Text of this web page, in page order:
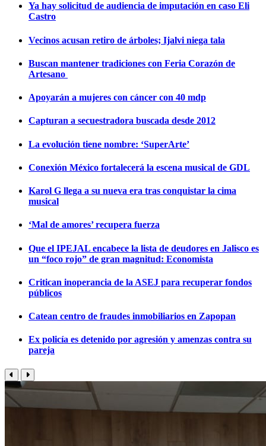
Ya hay solicitud de audiencia de imputación en caso Eli
Castro
Vecinos acusan retiro de árboles; Ijalvi niega tala
Buscan mantener tradiciones con Feria Corazón de
Artesano
Apoyarán a mujeres con cáncer con 40 mdp
Capturan a secuestradora buscada desde 2012
La evolución tiene nombre: ‘SuperArte’
Conexión México fortalecerá la escena musical de GDL
Karol G llega a su nueva era tras conquistar la cima
musical
‘Mal de amores’ recupera fuerza
Que el IPEJAL encabece la lista de deudores en Jalisco es
un “foco rojo” de gran magnitud: Economista
Critican inoperancia de la ASEJ para recuperar fondos
públicos
Catean centro de fraudes inmobiliarios en Zapopan
Ex policía es detenido por agresión y amenzas contra su
pareja